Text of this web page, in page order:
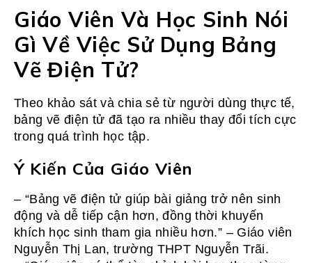
Giáo Viên Và Học Sinh Nói
Gì Về Việc Sử Dụng Bảng
Vẽ Điện Tử?
Theo khảo sát và chia sẻ từ người dùng thực tế,
bảng vẽ điện tử đã tạo ra nhiều thay đổi tích cực
trong quá trình học tập.
Ý Kiến Của Giáo Viên
– “Bảng vẽ điện tử giúp bài giảng trở nên sinh
động và dễ tiếp cận hơn, đồng thời khuyến
khích học sinh tham gia nhiều hơn.” – Giáo viên
Nguyễn Thị Lan, trường THPT Nguyễn Trãi.